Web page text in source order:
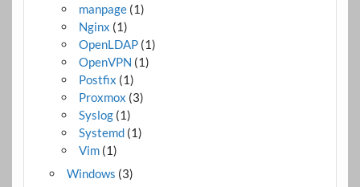
manpage (1)
Nginx (1)
OpenLDAP (1)
OpenVPN (1)
Postfix (1)
Proxmox (3)
Syslog (1)
Systemd (1)
Vim (1)
Windows (3)